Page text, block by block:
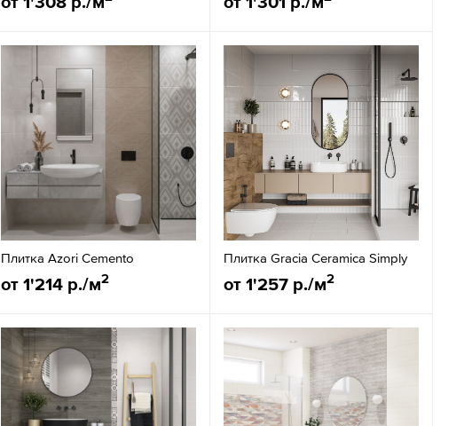
Плитка Azori Cemento
от 1'214 р./м2
Плитка Gracia Ceramica Simply
от 1'257 р./м2